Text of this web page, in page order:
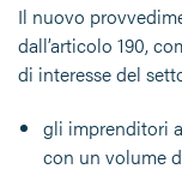
Il nuovo
dall’articolo 190,
di interesse del
gli imprenditori
con un volume